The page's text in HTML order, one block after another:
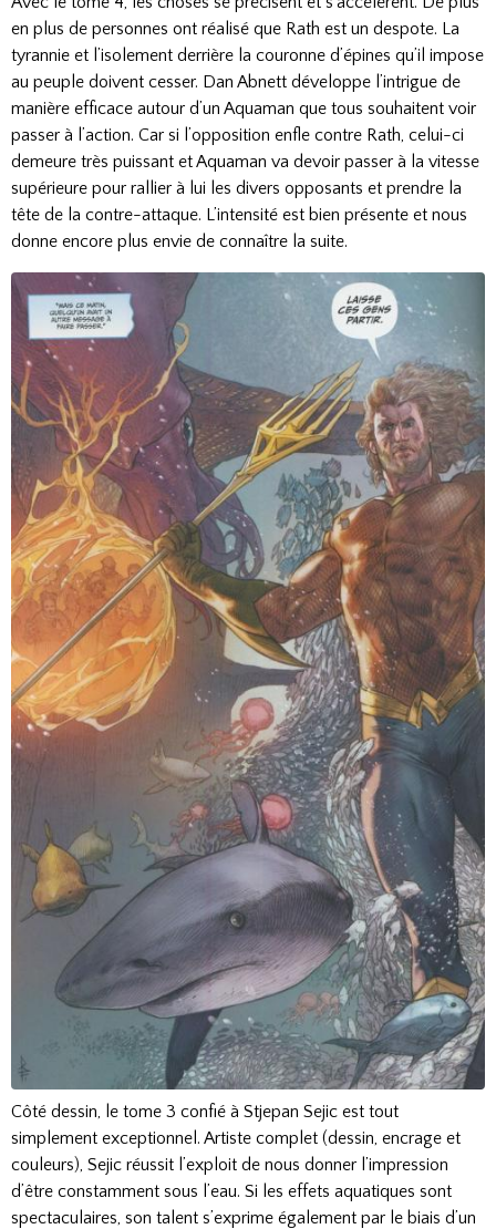
en plus de personnes ont réalisé que Rath est un despote. La
tyrannie et l’isolement derrière la couronne d’épines qu’il impose
au peuple doivent cesser. Dan Abnett développe l’intrigue de
manière efficace autour d’un Aquaman que tous souhaitent voir
passer à l’action. Car si l’opposition enfle contre Rath, celui-ci
demeure très puissant et Aquaman va devoir passer à la vitesse
supérieure pour rallier à lui les divers opposants et prendre la
tête de la contre-attaque. L’intensité est bien présente et nous
donne encore plus envie de connaître la suite.
Côté dessin, le tome 3 confié à Stjepan Sejic est tout
simplement exceptionnel. Artiste complet (dessin, encrage et
couleurs), Sejic réussit l’exploit de nous donner l’impression
d’être constamment sous l’eau. Si les effets aquatiques sont
spectaculaires, son talent s’exprime également par le biais d’un